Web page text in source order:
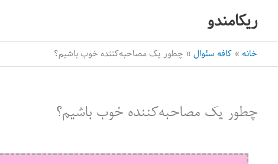
محتوا
ریکامندو
خانه کافه سئوال چطور یک مصاحبه‌‌کننده خوب باشیم؟
چطور یک مصاحبه‌‌کننده خوب باشیم؟